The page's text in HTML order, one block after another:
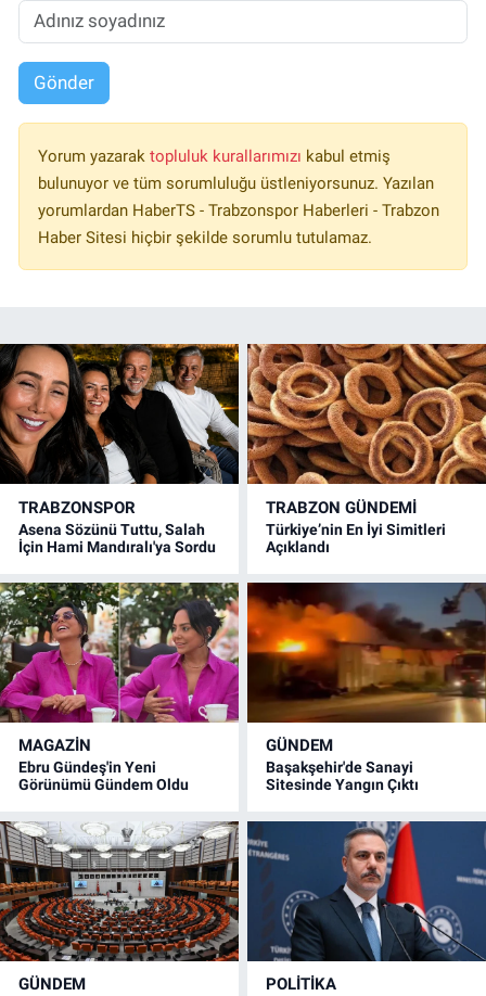
Gönder
Yorum yazarak topluluk kurallarımızı kabul etmiş
bulunuyor ve tüm sorumluluğu üstleniyorsunuz. Yazılan
yorumlardan HaberTS - Trabzonspor Haberleri - Trabzon
Haber Sitesi hiçbir şekilde sorumlu tutulamaz.
TRABZONSPOR
Asena Sözünü Tuttu, Salah
İçin Hami Mandıralı'ya Sordu
TRABZON GÜNDEMİ
Türkiye’nin En İyi Simitleri
Açıklandı
MAGAZİN
Ebru Gündeş'in Yeni
Görünümü Gündem Oldu
GÜNDEM
Başakşehir'de Sanayi
Sitesinde Yangın Çıktı
GÜNDEM POLİTİKA